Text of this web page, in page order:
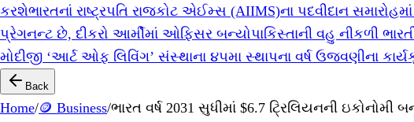
કરશેભારતનાં રાષ્ટ્રપતિ રાજકોટ એઈમ્સ (AIIMS)ના પદવીદાન
પ્રેગનન્ટ છે, દીકરો આર્મીમાં ઓફિસર બન્યોપાકિસ્તાની વહુ નીકળી
મોદીજી ‘આર્ટ ઓફ લિવિંગ’ સંસ્થાના ૪૫મા સ્થાપના વર્ષ ઉજવણીના
Back
Home/🪙 Business/ભારત વર્ષ 2031 સુધીમાં $6.7 ટ્રિલિયનની ઇકોનોમી